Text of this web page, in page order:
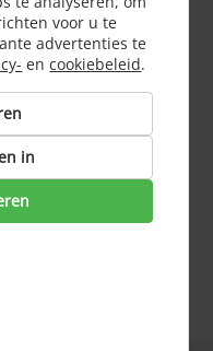
voor u te
advertenties te
encookiebeleid.
in